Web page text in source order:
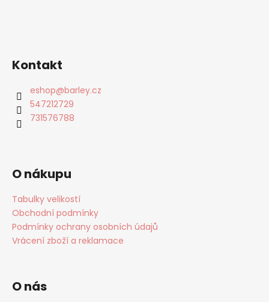
Kontakt
eshop@barley.cz
547212729
731576788
O nákupu
Tabulky velikostí
Obchodní podmínky
Podmínky ochrany osobních údajů
Vrácení zboží a reklamace
O nás